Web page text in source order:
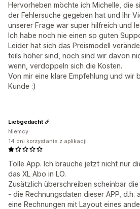
Hervorheben möchte ich Michelle, die
der Fehlersuche gegeben hat und Ihr
unserer Frage war super hilfreich und
Ich habe noch nie einen so guten
Leider hat sich das Preismodell
teils höher sind, noch sind wir davon
wenn, verdoppeln sich die Kosten.
Von mir eine klare Empfehlung und wir
Kunde :)
Tolle App. Ich brauche jetzt nicht nur
das XL Abo in LO.
Zusätzlich überschreiben scheinbar
- die Rechnungsdaten dieser APP, d.h.
eine Rechnungen mit Layout eines
Liebgedacht
Niemcy
14 dni korzystania z aplikacji